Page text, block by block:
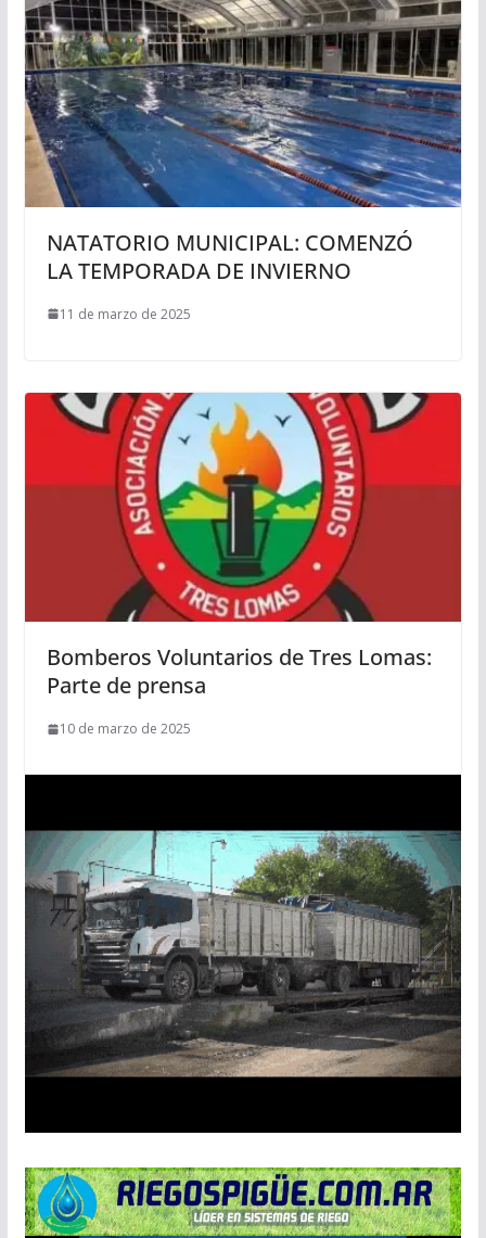
NATATORIO MUNICIPAL: COMENZÓ
LA TEMPORADA DE INVIERNO
11 de marzo de 2025
Bomberos Voluntarios de Tres Lomas:
Parte de prensa
10 de marzo de 2025